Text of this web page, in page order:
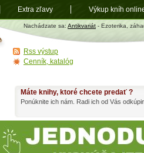
Antikvariát
shop.sk
Nachádzate sa: Antikvariát - Ezoterika,
Máte knihy, ktoré chcete predať ?
Ponúknite ich nám. Radi ich od Vás
Rss výstup
Cenník, katalóg
Extra zľavy Výkup kníh